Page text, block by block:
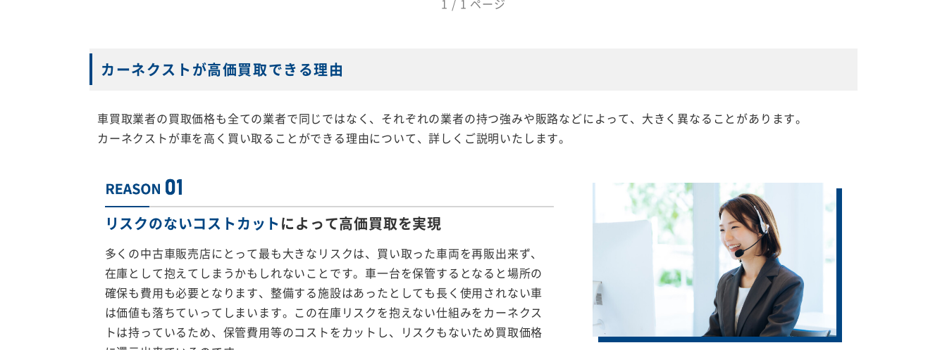
カーネクストが高価買取できる理由
車買取業者の買取価格も全ての業者で同じではなく、それぞれの業者の持つ強みや販路などによって、大きく異なることがあります。
カーネクストが車を高く買い取ることができる理由について、詳しくご説明いたします。
リスクのないコストカットによって高価買取を実現
多くの中古車販売店にとって最も大きなリスクは、買い取った車両を再販出来ず、
在庫として抱えてしまうかもしれないことです。車一台を保管するとなると場所の
確保も費用も必要となります、整備する施設はあったとしても長く使用されない車
は価値も落ちていってしまいます。この在庫リスクを抱えない仕組みをカーネクス
トは持っているため、保管費用等のコストをカットし、リスクもないため買取価格